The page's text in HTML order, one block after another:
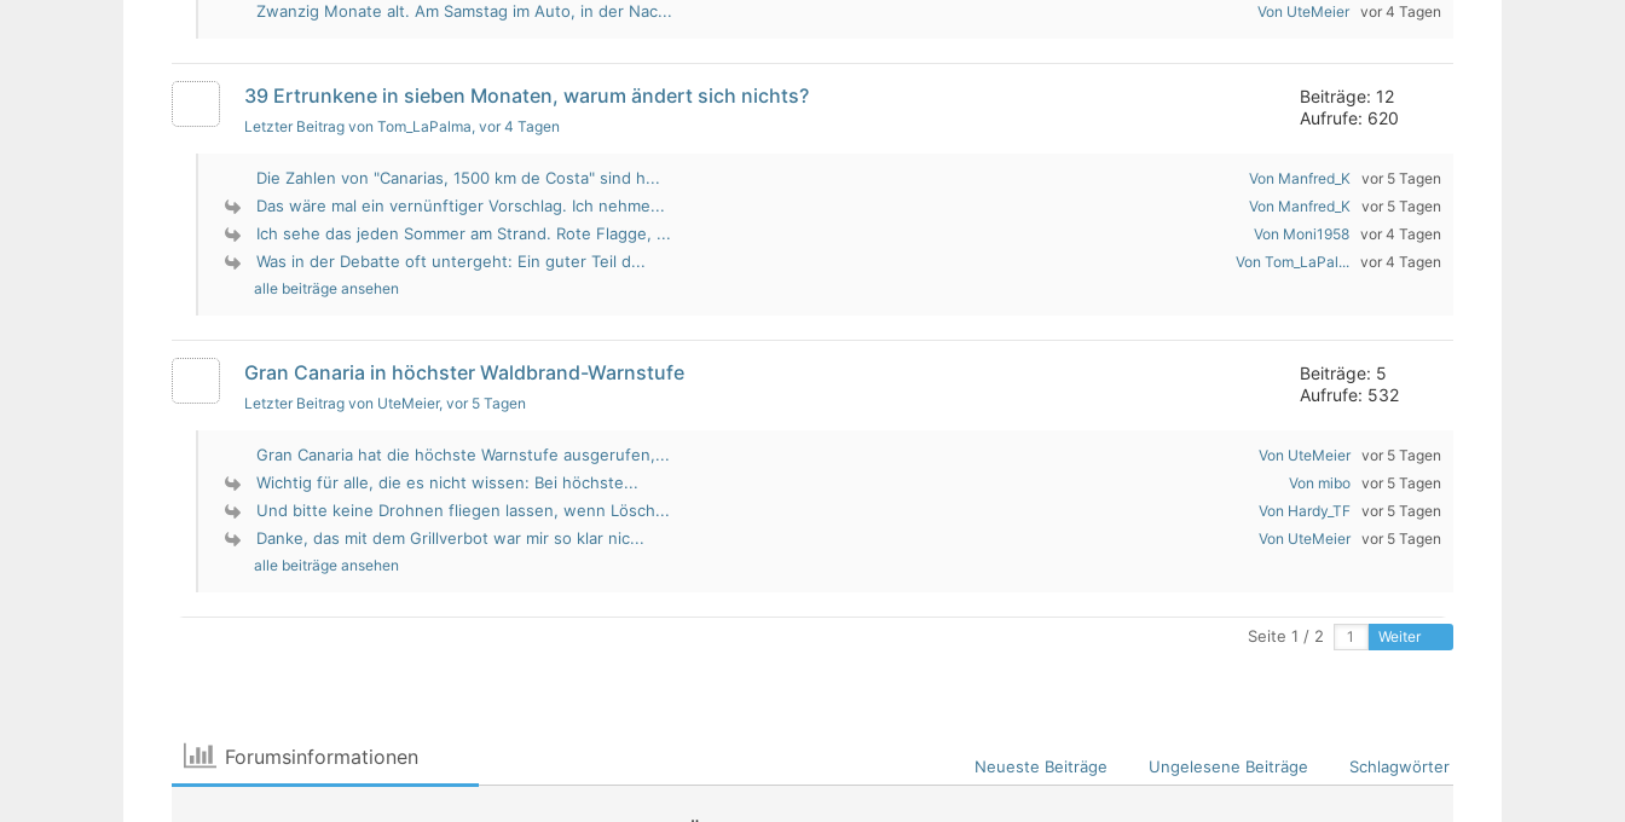
Zwanzig Monate alt. Am Samstag im Auto, in der Nac... Von UteMeier vor 4 Tagen
39 Ertrunkene in sieben Monaten, warum ändert sich nichts?
Letzter Beitrag von Tom_LaPalma, vor 4 Tagen
Beiträge: 12
Aufrufe: 620
Die Zahlen von "Canarias, 1500 km de Costa" sind h... Von Manfred_K vor 5 Tagen
Das wäre mal ein vernünftiger Vorschlag. Ich nehme... Von Manfred_K vor 5 Tagen
Ich sehe das jeden Sommer am Strand. Rote Flagge, ... Von Moni1958 vor 4 Tagen
Was in der Debatte oft untergeht: Ein guter Teil d... Von Tom_LaPal... vor 4 Tagen
alle beiträge ansehen
Gran Canaria in höchster Waldbrand-Warnstufe
Letzter Beitrag von UteMeier, vor 5 Tagen
Beiträge: 5
Aufrufe: 532
Gran Canaria hat die höchste Warnstufe ausgerufen,... Von UteMeier vor 5 Tagen
Wichtig für alle, die es nicht wissen: Bei höchste... Von mibo vor 5 Tagen
Und bitte keine Drohnen fliegen lassen, wenn Lösch... Von Hardy_TF vor 5 Tagen
Danke, das mit dem Grillverbot war mir so klar nic... Von UteMeier vor 5 Tagen
alle beiträge ansehen
Seite 1 / 2 Weiter
Forumsinformationen Neueste Beiträge Ungelesene Beiträge Schlagwörter